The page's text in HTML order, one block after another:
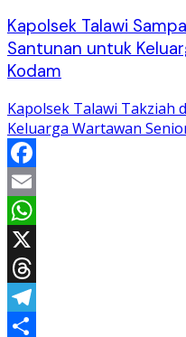
Kapolsek Talawi
Santunan untuk
Kodam
Kapolsek Talawi Takziah
Keluarga Wartawan
Facebook
Email
WhatsApp
X
Threads
Telegram